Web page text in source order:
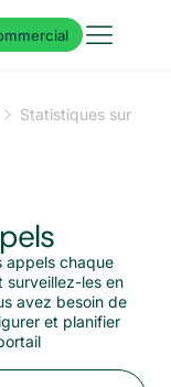
Statistiques sur
appels chaque
surveillez-les en
avez besoin de
et planifier